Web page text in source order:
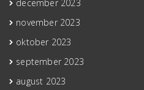
december 2023
november 2023
oktober 2023
september 2023
august 2023